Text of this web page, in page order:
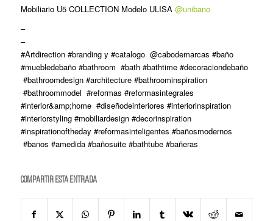
Mobiliario U5 COLLECTION Modelo ULISA @unibano
–
–
#Artdirection #branding y #catalogo @cabodemarcas #baño
#muebledebaño #bathroom #bath #bathtime #decoraciondebaño
#bathroomdesign #architecture #bathroominspiration
#bathroommodel #reformas #reformasintegrales
#interior&amp;home #diseñodeinteriores #interiorinspiration
#interiorstyling #mobiliardesign #decorinspiration
#inspirationoftheday #reformasinteligentes #bañosmodernos
#banos #amedida #bañosuite #bathtube #bañeras
Compartir esta entrada